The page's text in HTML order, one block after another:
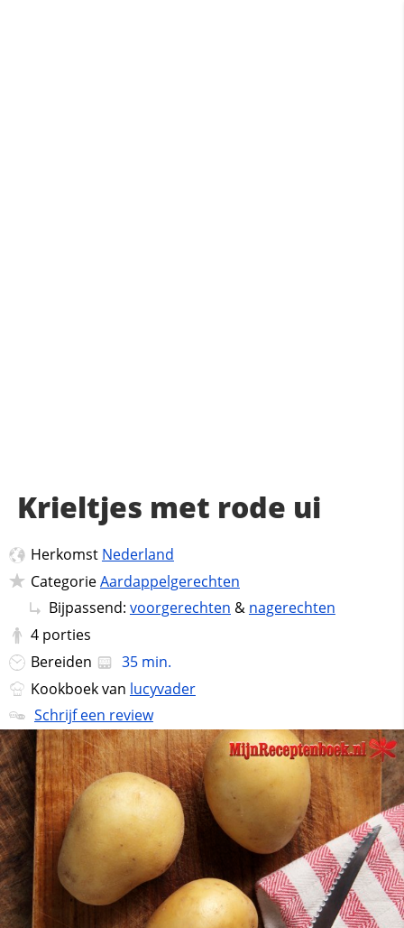
Krieltjes met rode ui
Herkomst Nederland
CategorieAardappelgerechten
Bijpassend: voorgerechten & nagerechten
4 porties
Bereiden
35 min.
Kookboek van lucyvader
Schrijf een review